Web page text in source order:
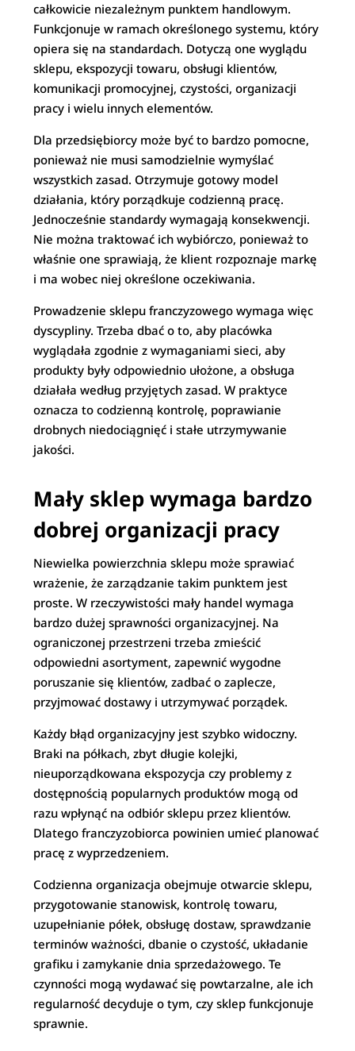
całkowicie niezależnym punktem handlowym.
Funkcjonuje w ramach określonego systemu, który
opiera się na standardach. Dotyczą one wyglądu
sklepu, ekspozycji towaru, obsługi klientów,
komunikacji promocyjnej, czystości, organizacji
pracy i wielu innych elementów.
Dla przedsiębiorcy może być to bardzo pomocne,
ponieważ nie musi samodzielnie wymyślać
wszystkich zasad. Otrzymuje gotowy model
działania, który porządkuje codzienną pracę.
Jednocześnie standardy wymagają konsekwencji.
Nie można traktować ich wybiórczo, ponieważ to
właśnie one sprawiają, że klient rozpoznaje markę
i ma wobec niej określone oczekiwania.
Prowadzenie sklepu franczyzowego wymaga więc
dyscypliny. Trzeba dbać o to, aby placówka
wyglądała zgodnie z wymaganiami sieci, aby
produkty były odpowiednio ułożone, a obsługa
działała według przyjętych zasad. W praktyce
oznacza to codzienną kontrolę, poprawianie
drobnych niedociągnięć i stałe utrzymywanie
jakości.
Mały sklep wymaga bardzo
dobrej organizacji pracy
Niewielka powierzchnia sklepu może sprawiać
wrażenie, że zarządzanie takim punktem jest
proste. W rzeczywistości mały handel wymaga
bardzo dużej sprawności organizacyjnej. Na
ograniczonej przestrzeni trzeba zmieścić
odpowiedni asortyment, zapewnić wygodne
poruszanie się klientów, zadbać o zaplecze,
przyjmować dostawy i utrzymywać porządek.
Każdy błąd organizacyjny jest szybko widoczny.
Braki na półkach, zbyt długie kolejki,
nieuporządkowana ekspozycja czy problemy z
dostępnością popularnych produktów mogą od
razu wpłynąć na odbiór sklepu przez klientów.
Dlatego franczyzobiorca powinien umieć planować
pracę z wyprzedzeniem.
Codzienna organizacja obejmuje otwarcie sklepu,
przygotowanie stanowisk, kontrolę towaru,
uzupełnianie półek, obsługę dostaw, sprawdzanie
terminów ważności, dbanie o czystość, układanie
grafiku i zamykanie dnia sprzedażowego. Te
czynności mogą wydawać się powtarzalne, ale ich
regularność decyduje o tym, czy sklep funkcjonuje
sprawnie.